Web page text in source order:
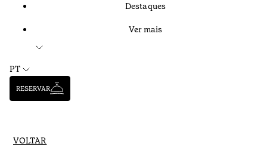
Destaques
Ver mais
PT
RESERVAR
VOLTAR